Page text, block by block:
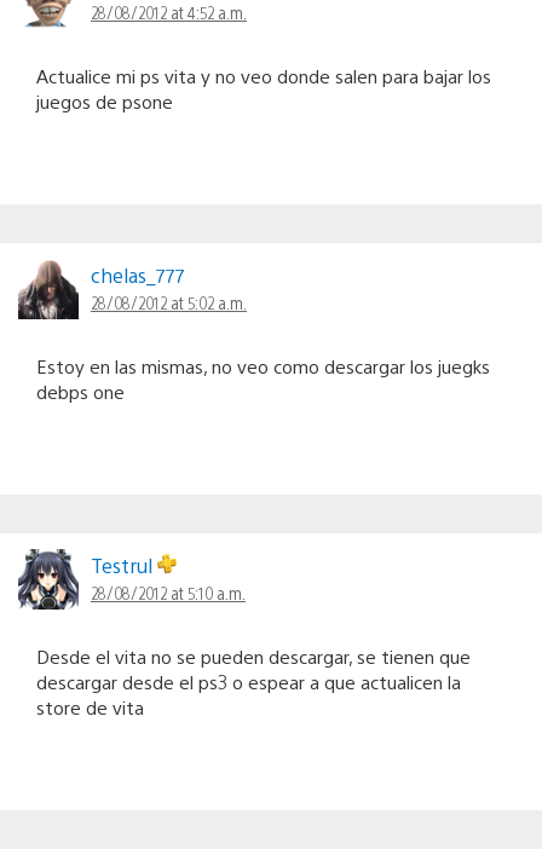
28/08/2012 at 4:52 a.m.
Actualice mi ps vita y no veo donde salen para bajar los
juegos de psone
chelas_777
28/08/2012 at 5:02 a.m.
Estoy en las mismas, no veo como descargar los juegks
debps one
Testrul
28/08/2012 at 5:10 a.m.
Desde el vita no se pueden descargar, se tienen que
descargar desde el ps3 o espear a que actualicen la
store de vita